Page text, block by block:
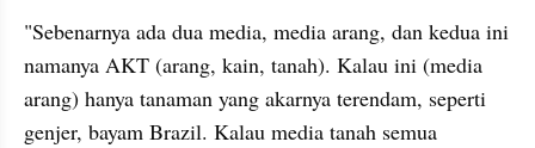
"Sebenarnya ada dua media, media arang, dan kedua ini
namanya AKT (arang, kain, tanah). Kalau ini (media
genjer, bayam Brazil. Kalau media tanah semua